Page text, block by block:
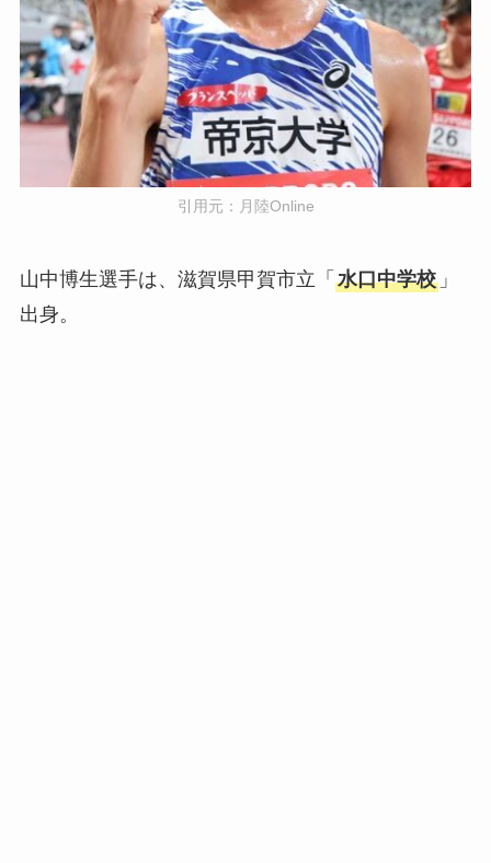
引用元： 月陸Online
山中博生選手は、滋賀県甲賀市立「 水口中学校」
出身。